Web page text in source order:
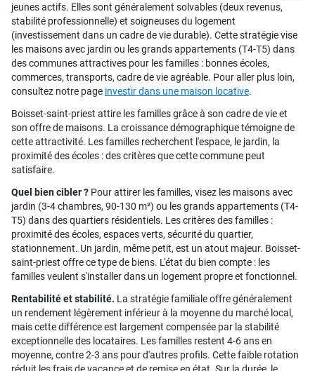
jeunes actifs. Elles sont généralement solvables (deux revenus,
stabilité professionnelle) et soigneuses du logement
(investissement dans un cadre de vie durable). Cette stratégie vise
les maisons avec jardin ou les grands appartements (T4-T5) dans
des communes attractives pour les familles : bonnes écoles,
commerces, transports, cadre de vie agréable. Pour aller plus loin,
consultez notre page investir dans une maison locative.
Boisset-saint-priest attire les familles grâce à son cadre de vie et
son offre de maisons. La croissance démographique témoigne de
cette attractivité. Les familles recherchent l'espace, le jardin, la
proximité des écoles : des critères que cette commune peut
satisfaire.
Quel bien cibler ? Pour attirer les familles, visez les maisons avec
jardin (3-4 chambres, 90-130 m²) ou les grands appartements (T4-
T5) dans des quartiers résidentiels. Les critères des familles :
proximité des écoles, espaces verts, sécurité du quartier,
stationnement. Un jardin, même petit, est un atout majeur. Boisset-
saint-priest offre ce type de biens. L'état du bien compte : les
familles veulent s'installer dans un logement propre et fonctionnel.
Rentabilité et stabilité. La stratégie familiale offre généralement
un rendement légèrement inférieur à la moyenne du marché local,
mais cette différence est largement compensée par la stabilité
exceptionnelle des locataires. Les familles restent 4-6 ans en
moyenne, contre 2-3 ans pour d'autres profils. Cette faible rotation
réduit les frais de vacance et de remise en état. Sur la durée, le